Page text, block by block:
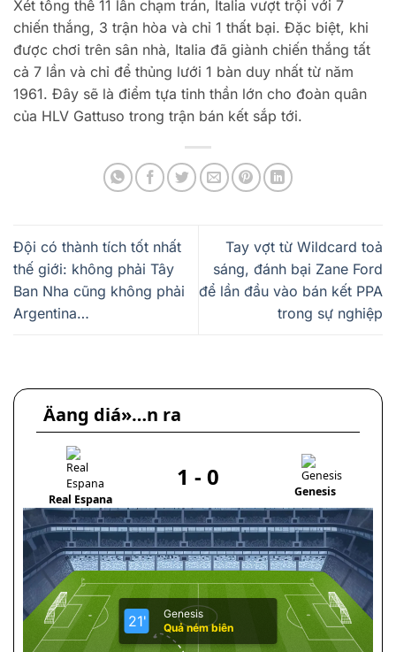
Xét tổng thể 11 lần chạm trán, Italia vượt trội với 7
chiến thắng, 3 trận hòa và chỉ 1 thất bại. Đặc biệt, khi
được chơi trên sân nhà, Italia đã giành chiến thắng tất
cả 7 lần và chỉ để thủng lưới 1 bàn duy nhất từ năm
1961. Đây sẽ là điểm tựa tinh thần lớn cho đoàn quân
của HLV Gattuso trong trận bán kết sắp tới.
Đội có thành tích tốt nhất
thế giới: không phải Tây
Ban Nha cũng không phải
Argentina…
Tay vợt từ Wildcard toả
sáng, đánh bại Zane Ford
để lần đầu vào bán kết PPA
trong sự nghiệp
Äang diá»…n ra
Real Espana
1 - 0
Genesis